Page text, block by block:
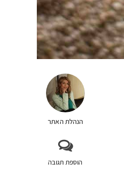
הנהלת האתר
הוספת תגובה